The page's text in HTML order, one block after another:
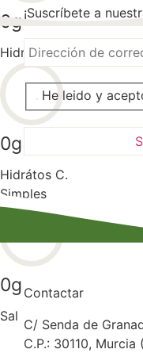
0g
Hidratos C.
0g
Hidrátos C.
Simples
0g
Sal
¡Suscríbete a
He leido y
Contactar
C/ Senda de
C.P.: 30110, Murcia